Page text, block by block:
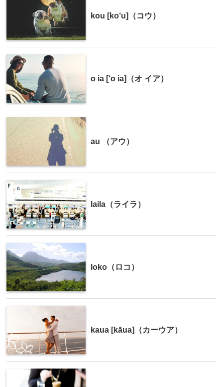
kou [ko‘u]（コウ）
o ia [‘o ia]（オ イア）
au （アウ）
laila（ライラ）
loko（ロコ）
kaua [kāua]（カーウア）